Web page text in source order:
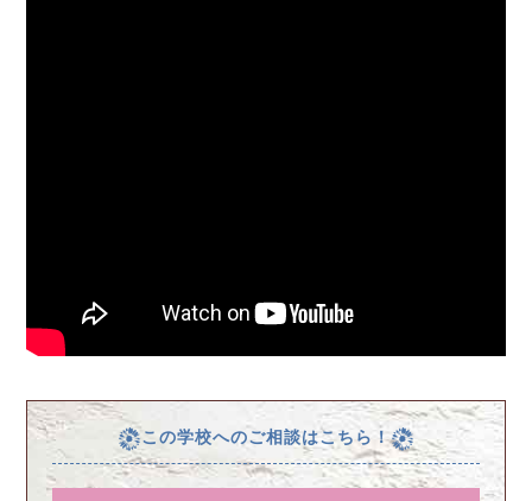
この学校へのご相談はこちら！